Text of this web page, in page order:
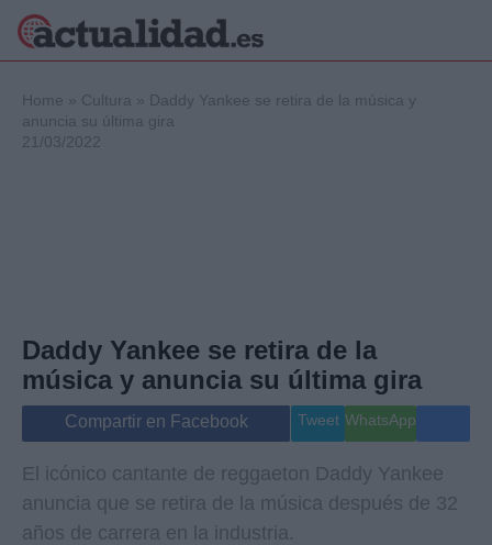
Internacional
Viajes
Gente
Musica
Home » Cultura » Daddy Yankee se retira de la música y
anuncia su última gira
21/03/2022
Daddy Yankee se retira de la
música y anuncia su última gira
Compartir en Facebook Tweet WhatsApp
El icónico cantante de reggaeton Daddy Yankee
anuncia que se retira de la música después de 32
años de carrera en la industria.